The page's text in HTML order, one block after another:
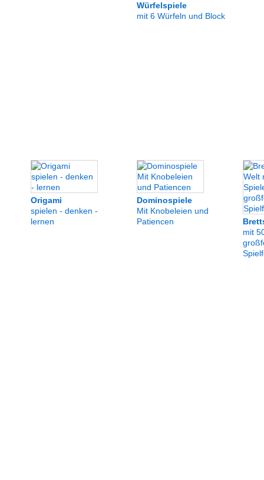
Würfelspiele
mit 6 Würfeln und Block
Origami
spielen - denken -
lernen
Dominospiele
Mit Knobeleien und
Patiencen
mit